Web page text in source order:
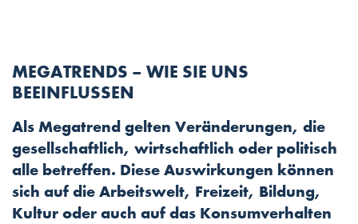
MEGATRENDS – WIE SIE UNS
BEEINFLUSSEN
Als Megatrend gelten Veränderungen, die
gesellschaftlich, wirtschaftlich oder politisch
alle betreffen. Diese Auswirkungen können
sich auf die Arbeitswelt, Freizeit, Bildung,
Kultur oder auch auf das Konsumverhalten